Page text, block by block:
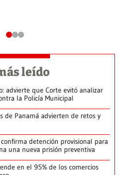
leído
advierte que Corte evitó analizar
la Policía Municipal
de Panamá advierten de retos y
detención provisional para
una nueva prisión preventiva
en el 95% de los comercios